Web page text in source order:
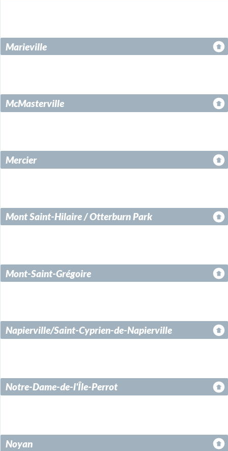
Marieville
McMasterville
Mercier
Mont Saint-Hilaire / Otterburn Park
Mont-Saint-Grégoire
Napierville/Saint-Cyprien-de-Napierville
Notre-Dame-de-l'Île-Perrot
Noyan